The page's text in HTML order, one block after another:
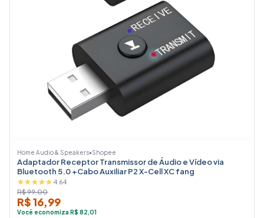
Home Audio & Speakers•Shopee
Adaptador Receptor Transmissor de Áudio e Vídeo via
Bluetooth 5.0 +Cabo Auxiliar P2 X-Cell XC fang
4.64
R$ 99,00
R$ 16,99
Você economiza R$ 82,01